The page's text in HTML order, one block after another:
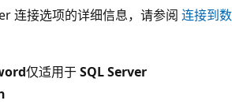
连接选项的详细信息，请参阅 连接到数
仅适用于SQL Server